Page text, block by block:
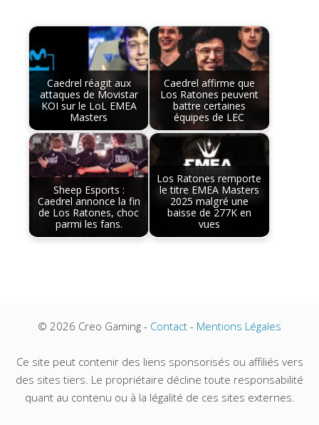
Caedrel réagit aux
attaques de Movistar
KOI sur le LoL EMEA
Masters
Caedrel affirme que
Los Ratones peuvent
battre certaines
équipes de LEC
Sheep Esports :
Caedrel annonce la fin
de Los Ratones, choc
parmi les fans.
Los Ratones remporte
le titre EMEA Masters
2025 malgré une
baisse de 277K en
vues
© 2026 Creo Gaming - Contact - Mentions Légales
Ce site peut contenir des liens sponsorisés ou affiliés vers
des sites tiers. Le propriétaire décline toute responsabilité
quant au contenu ou à la légalité de ces sites externes.